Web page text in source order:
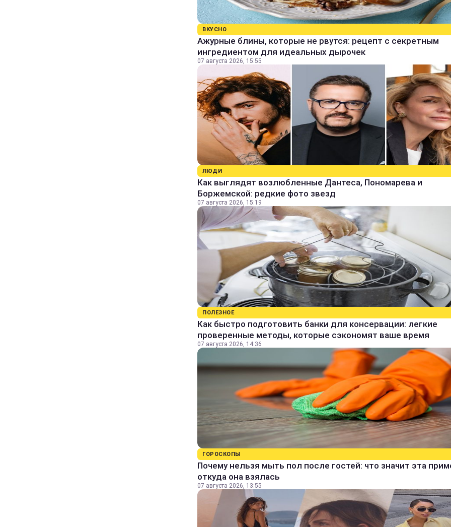
ВКУСНО
Ажурные блины, которые не рвутся: рецепт с секретным
ингредиентом для идеальных дырочек
07 августа 2026, 15:55
ЛЮДИ
Как выглядят возлюбленные Дантеса, Пономарева и
Боржемской: редкие фото звезд
07 августа 2026, 15:19
ПОЛЕЗНОЕ
Как быстро подготовить банки для консервации: легкие
проверенные методы, которые сэкономят ваше время
07 августа 2026, 14:36
ГОРОСКОПЫ
Почему нельзя мыть пол после гостей: что значит эта
откуда она взялась
07 августа 2026, 13:55